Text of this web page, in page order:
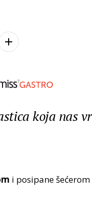
koja nas
i posipane šećerom